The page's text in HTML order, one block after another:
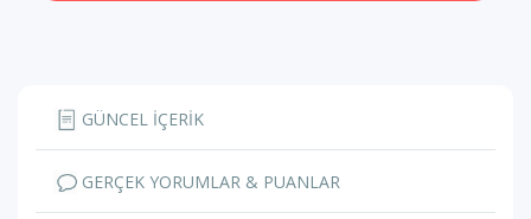
GÜNCEL İÇERİK
GERÇEK YORUMLAR & PUANLAR